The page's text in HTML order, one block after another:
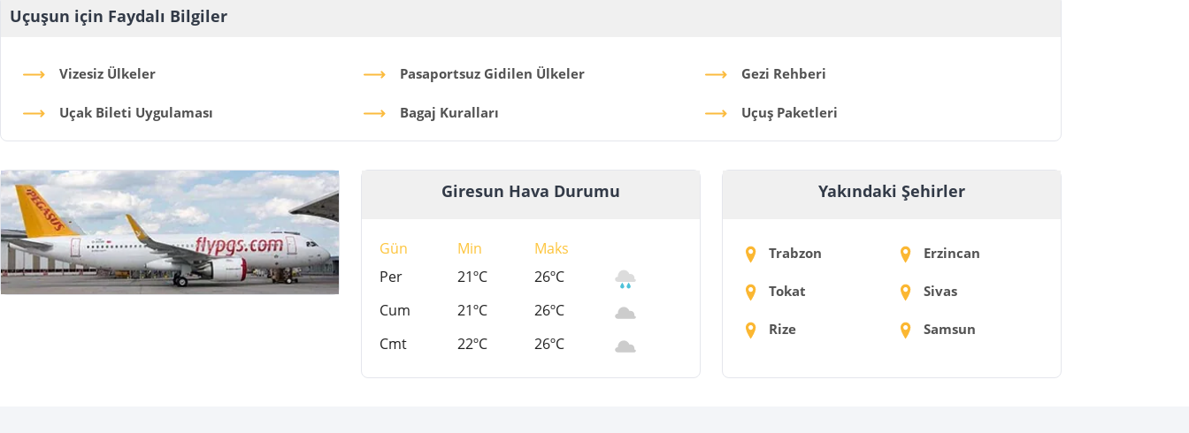
Uçuşun için Faydalı Bilgiler
Vizesiz Ülkeler Pasaportsuz Gidilen Ülkeler Gezi Rehberi
Uçak Bileti Uygulaması Bagaj Kuralları Uçuş Paketleri
Giresun Hava Durumu
Gün Min
Maks
Per
21ºC
26ºC
Cum
21ºC
26ºC
Cmt
22ºC 26ºC
Yakındaki Şehirler
Trabzon Erzincan
Tokat Sivas
Rize Samsun